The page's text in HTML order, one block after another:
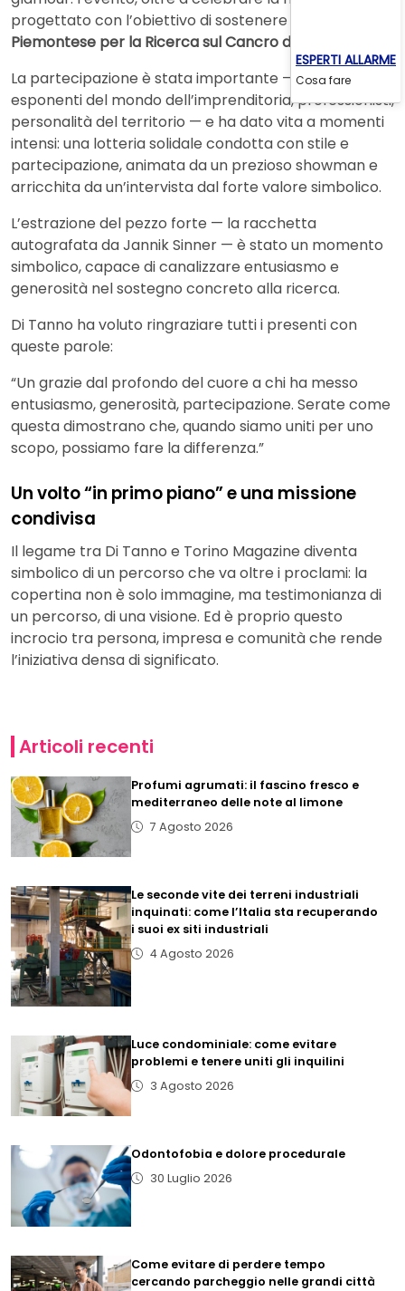
progettato con l’obiettivo di sostenere la
Piemontese per la Ricerca sul Cancro di Candiolo
La partecipazione è stata importante — con
esponenti del mondo dell’imprenditoria, professionisti,
personalità del territorio — e ha dato vita a momenti
intensi: una lotteria solidale condotta con stile e
partecipazione, animata da un prezioso showman e
arricchita da un’intervista dal forte valore simbolico.
L’estrazione del pezzo forte — la racchetta
autografata da Jannik Sinner — è stato un momento
simbolico, capace di canalizzare entusiasmo e
generosità nel sostegno concreto alla ricerca.
Di Tanno ha voluto ringraziare tutti i presenti con
queste parole:
“Un grazie dal profondo del cuore a chi ha messo
entusiasmo, generosità, partecipazione. Serate come
questa dimostrano che, quando siamo uniti per uno
scopo, possiamo fare la differenza.”
Un volto “in primo piano” e una missione
condivisa
Il legame tra Di Tanno e Torino Magazine diventa
simbolico di un percorso che va oltre i proclami: la
copertina non è solo immagine, ma testimonianza di
un percorso, di una visione. Ed è proprio questo
incrocio tra persona, impresa e comunità che rende
l’iniziativa densa di significato.
Articoli recenti
Profumi agrumati: il fascino fresco e
mediterraneo delle note al limone
7 Agosto 2026
Le seconde vite dei terreni industriali
inquinati: come l’Italia sta recuperando
i suoi ex siti industriali
4 Agosto 2026
Luce condominiale: come evitare
problemi e tenere uniti gli inquilini
3 Agosto 2026
Odontofobia e dolore procedurale
30 Luglio 2026
Come evitare di perdere tempo
cercando parcheggio nelle grandi città
ESPERTI ALLARME
Cosa fare